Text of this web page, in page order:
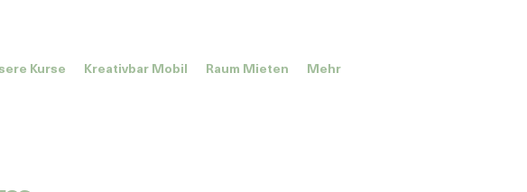
Kurse Kreativbar Mobil Raum Mieten Mehr